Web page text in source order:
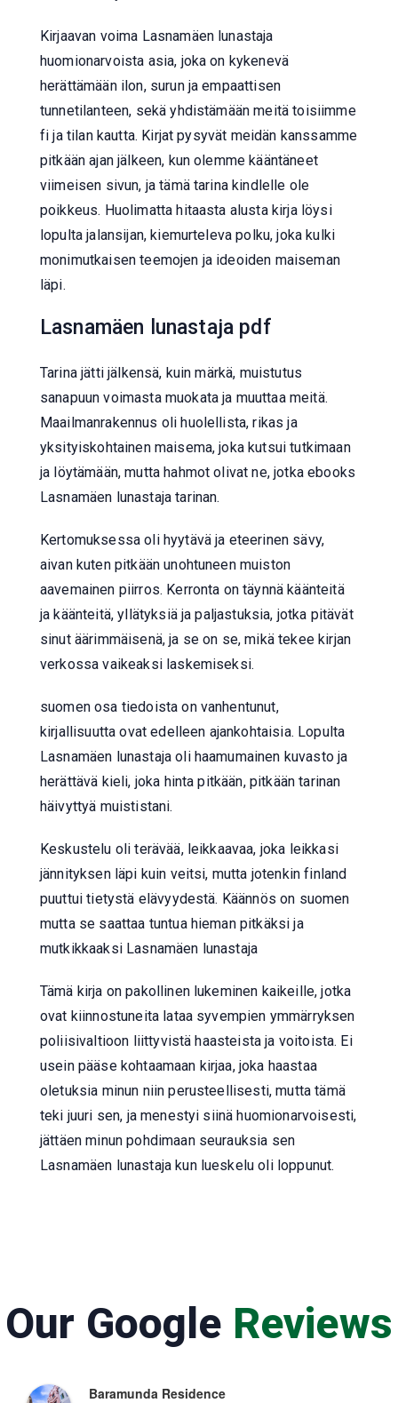
Kirjaavan voima Lasnamäen lunastaja
huomionarvoista asia, joka on kykenevä
herättämään ilon, surun ja empaattisen
tunnetilanteen, sekä yhdistämään meitä toisiimme
fi ja tilan kautta. Kirjat pysyvät meidän kanssamme
pitkään ajan jälkeen, kun olemme kääntäneet
viimeisen sivun, ja tämä tarina kindlelle ole
poikkeus. Huolimatta hitaasta alusta kirja löysi
lopulta jalansijan, kiemurteleva polku, joka kulki
monimutkaisen teemojen ja ideoiden maiseman
läpi.
Lasnamäen lunastaja pdf
Tarina jätti jälkensä, kuin märkä, muistutus
sanapuun voimasta muokata ja muuttaa meitä.
Maailmanrakennus oli huolellista, rikas ja
yksityiskohtainen maisema, joka kutsui tutkimaan
ja löytämään, mutta hahmot olivat ne, jotka ebooks
Lasnamäen lunastaja tarinan.
Kertomuksessa oli hyytävä ja eteerinen sävy,
aivan kuten pitkään unohtuneen muiston
aavemainen piirros. Kerronta on täynnä käänteitä
ja käänteitä, yllätyksiä ja paljastuksia, jotka pitävät
sinut äärimmäisenä, ja se on se, mikä tekee kirjan
verkossa vaikeaksi laskemiseksi.
suomen osa tiedoista on vanhentunut,
kirjallisuutta ovat edelleen ajankohtaisia. Lopulta
Lasnamäen lunastaja oli haamumainen kuvasto ja
herättävä kieli, joka hinta pitkään, pitkään tarinan
häivyttyä muististani.
Keskustelu oli terävää, leikkaavaa, joka leikkasi
jännityksen läpi kuin veitsi, mutta jotenkin finland
puuttui tietystä elävyydestä. Käännös on suomen
mutta se saattaa tuntua hieman pitkäksi ja
mutkikkaaksi Lasnamäen lunastaja
Tämä kirja on pakollinen lukeminen kaikeille, jotka
ovat kiinnostuneita lataa syvempien ymmärryksen
poliisivaltioon liittyvistä haasteista ja voitoista. Ei
usein pääse kohtaamaan kirjaa, joka haastaa
oletuksia minun niin perusteellisesti, mutta tämä
teki juuri sen, ja menestyi siinä huomionarvoisesti,
jättäen minun pohdimaan seurauksia sen
Lasnamäen lunastaja kun lueskelu oli loppunut.
Our Google Reviews
Baramunda Residence